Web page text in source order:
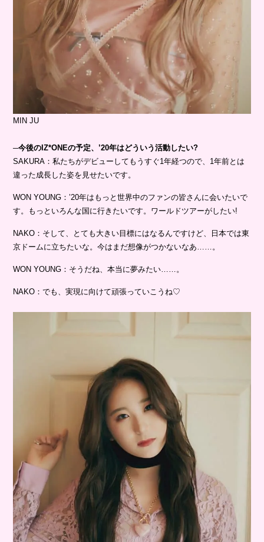
MIN JU
─今後のIZ*ONEの予定、’20年はどういう活動したい?
SAKURA：私たちがデビューしてもうすぐ1年経つので、1年前とは
違った成長した姿を見せたいです。
WON YOUNG：’20年はもっと世界中のファンの皆さんに会いたいで
す。もっといろんな国に行きたいです。ワールドツアーがしたい!
NAKO：そして、とても大きい目標にはなるんですけど、日本では東
京ドームに立ちたいな。今はまだ想像がつかないなあ……。
WON YOUNG：そうだね、本当に夢みたい……。
NAKO：でも、実現に向けて頑張っていこうね♡